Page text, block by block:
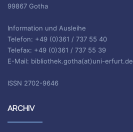
99867 Gotha
Information und Ausleihe
Telefon: +49 (0)361 / 737 55 40
Telefax: +49 (0)361 / 737 55 39
E-Mail: bibliothek.gotha(at)uni-erfurt.de
ISSN 2702-9646
ARCHIV